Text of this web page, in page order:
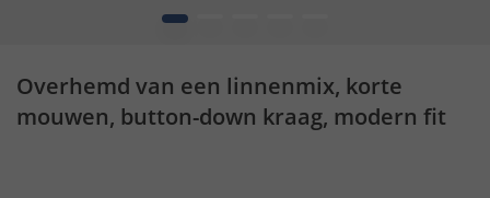
1
Overhemd van een linnenmix, korte
mouwen, button-down kraag, modern fit